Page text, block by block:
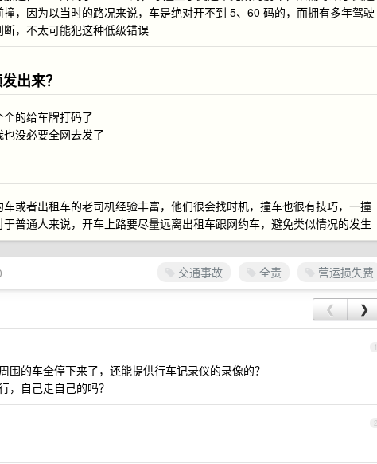
，因为以当时的路况来说，车是绝对开不到 5、60 码的，而拥有多年驾驶
，不太可能犯这种低级错误
出来？
的给车牌打码了
没必要全网去发了
或者出租车的老司机经验丰富，他们很会找时机，撞车也很有技巧，一撞
普通人来说，开车上路要尽量远离出租车跟网约车，避免类似情况的发生
交通事故 全责 营运损失费
❮ ❯
1
围的车全停下来了，还能提供行车记录仪的录像的？
，自己走自己的吗？
2